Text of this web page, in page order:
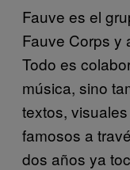
Fauve es el
Fauve Corps y
Todo es
música, sino
textos,
famosos a
dos años ya